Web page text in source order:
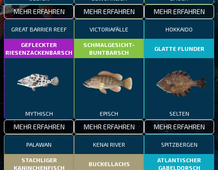
MEHR ERFAHREN MEHR ERFAHREN MEHR ERFAHREN
GREAT BARRIER REEF
GEFLECKTER
RIESENZACKENBARSCH
MYTHISCH
MEHR ERFAHREN
VICTORIAFÄLLE
SCHMALGESICHT-
BUNTBARSCH
EPISCH
MEHR ERFAHREN
HOKKAIDO
GLATTE FLUNDER
SELTEN
MEHR ERFAHREN
PALAWAN
STACHLIGER
KANINCHENFISCH
KENAI RIVER
BUCKELLACHS
SPITZBERGEN
ATLANTISCHER
GABELDORSCH